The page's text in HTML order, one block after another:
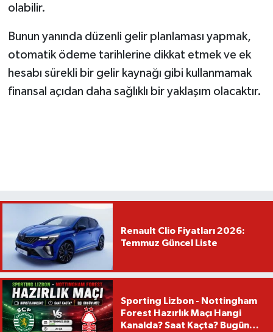
olabilir.
Bunun yanında düzenli gelir planlaması yapmak,
otomatik ödeme tarihlerine dikkat etmek ve ek
hesabı sürekli bir gelir kaynağı gibi kullanmamak
finansal açıdan daha sağlıklı bir yaklaşım olacaktır.
Renault Clio Fiyatları 2026:
Temmuz Güncel Liste
Sporting Lizbon - Nottingham
Forest Hazırlık Maçı Hangi
Kanalda? Saat Kaçta? Bugün